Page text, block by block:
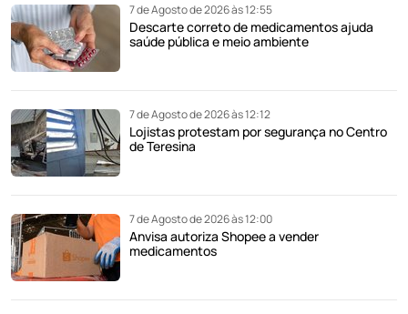
7 de Agosto de 2026 às 12:55
Descarte correto de medicamentos ajuda
saúde pública e meio ambiente
7 de Agosto de 2026 às 12:12
Lojistas protestam por segurança no Centro
de Teresina
7 de Agosto de 2026 às 12:00
Anvisa autoriza Shopee a vender
medicamentos